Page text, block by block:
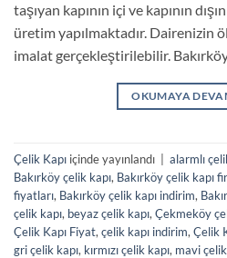
taşıyan kapının içi ve kapının
üretim yapılmaktadır. Dairenizin
imalat gerçekleştirilebilir.
OKUMAYA
Çelik Kapı içinde yayınlandı alarmlı
Bakırköy çelik kapı, Bakırköy çelik kapı
fiyatları, Bakırköy çelik kapı indirim,
çelik kapı, beyaz çelik kapı, Çekmeköy
Çelik Kapı Fiyat, çelik kapı indirim, Çelik
gri çelik kapı, kırmızı çelik kapı, mavi